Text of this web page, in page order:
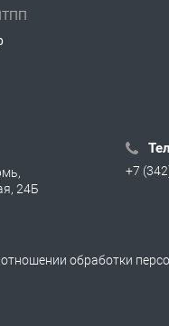
24Б
+7
обработки